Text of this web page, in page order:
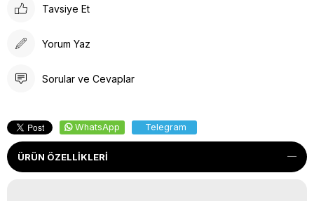
Tavsiye Et
Yorum Yaz
Sorular ve Cevaplar
WhatsApp Telegram
ÜRÜN ÖZELLIKLERI